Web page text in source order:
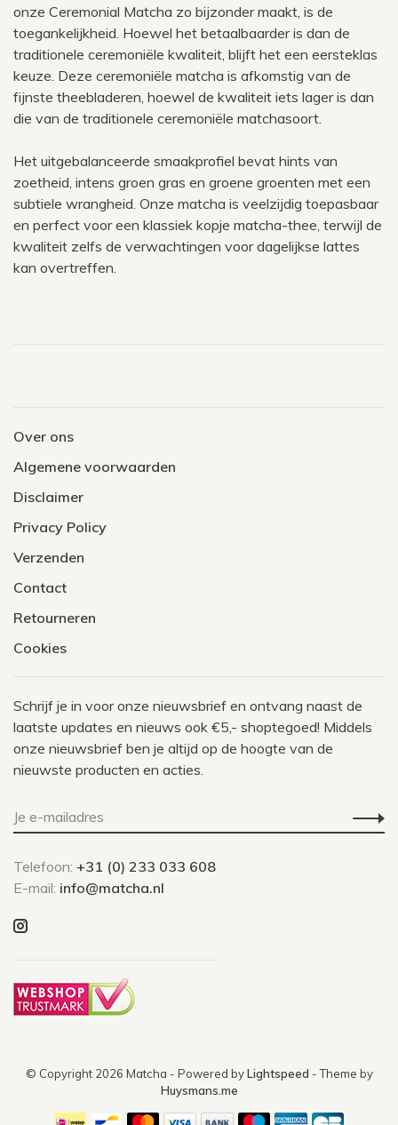
onze Ceremonial Matcha zo bijzonder maakt, is de
toegankelijkheid. Hoewel het betaalbaarder is dan de
traditionele ceremoniële kwaliteit, blijft het een eersteklas
keuze. Deze ceremoniële matcha is afkomstig van de
fijnste theebladeren, hoewel de kwaliteit iets lager is dan
die van de traditionele ceremoniële matchasoort.
Het uitgebalanceerde smaakprofiel bevat hints van
zoetheid, intens groen gras en groene groenten met een
subtiele wrangheid. Onze matcha is veelzijdig toepasbaar
en perfect voor een klassiek kopje matcha-thee, terwijl de
kwaliteit zelfs de verwachtingen voor dagelijkse lattes
kan overtreffen.
Over ons
Algemene voorwaarden
Disclaimer
Privacy Policy
Verzenden
Contact
Retourneren
Cookies
Schrijf je in voor onze nieuwsbrief en ontvang naast de
laatste updates en nieuws ook €5,- shoptegoed! Middels
onze nieuwsbrief ben je altijd op de hoogte van de
nieuwste producten en acties.
Telefoon: +31 (0) 233 033 608
E-mail: info@matcha.nl
© Copyright 2026 Matcha - Powered byLightspeed - Theme by
Huysmans.me